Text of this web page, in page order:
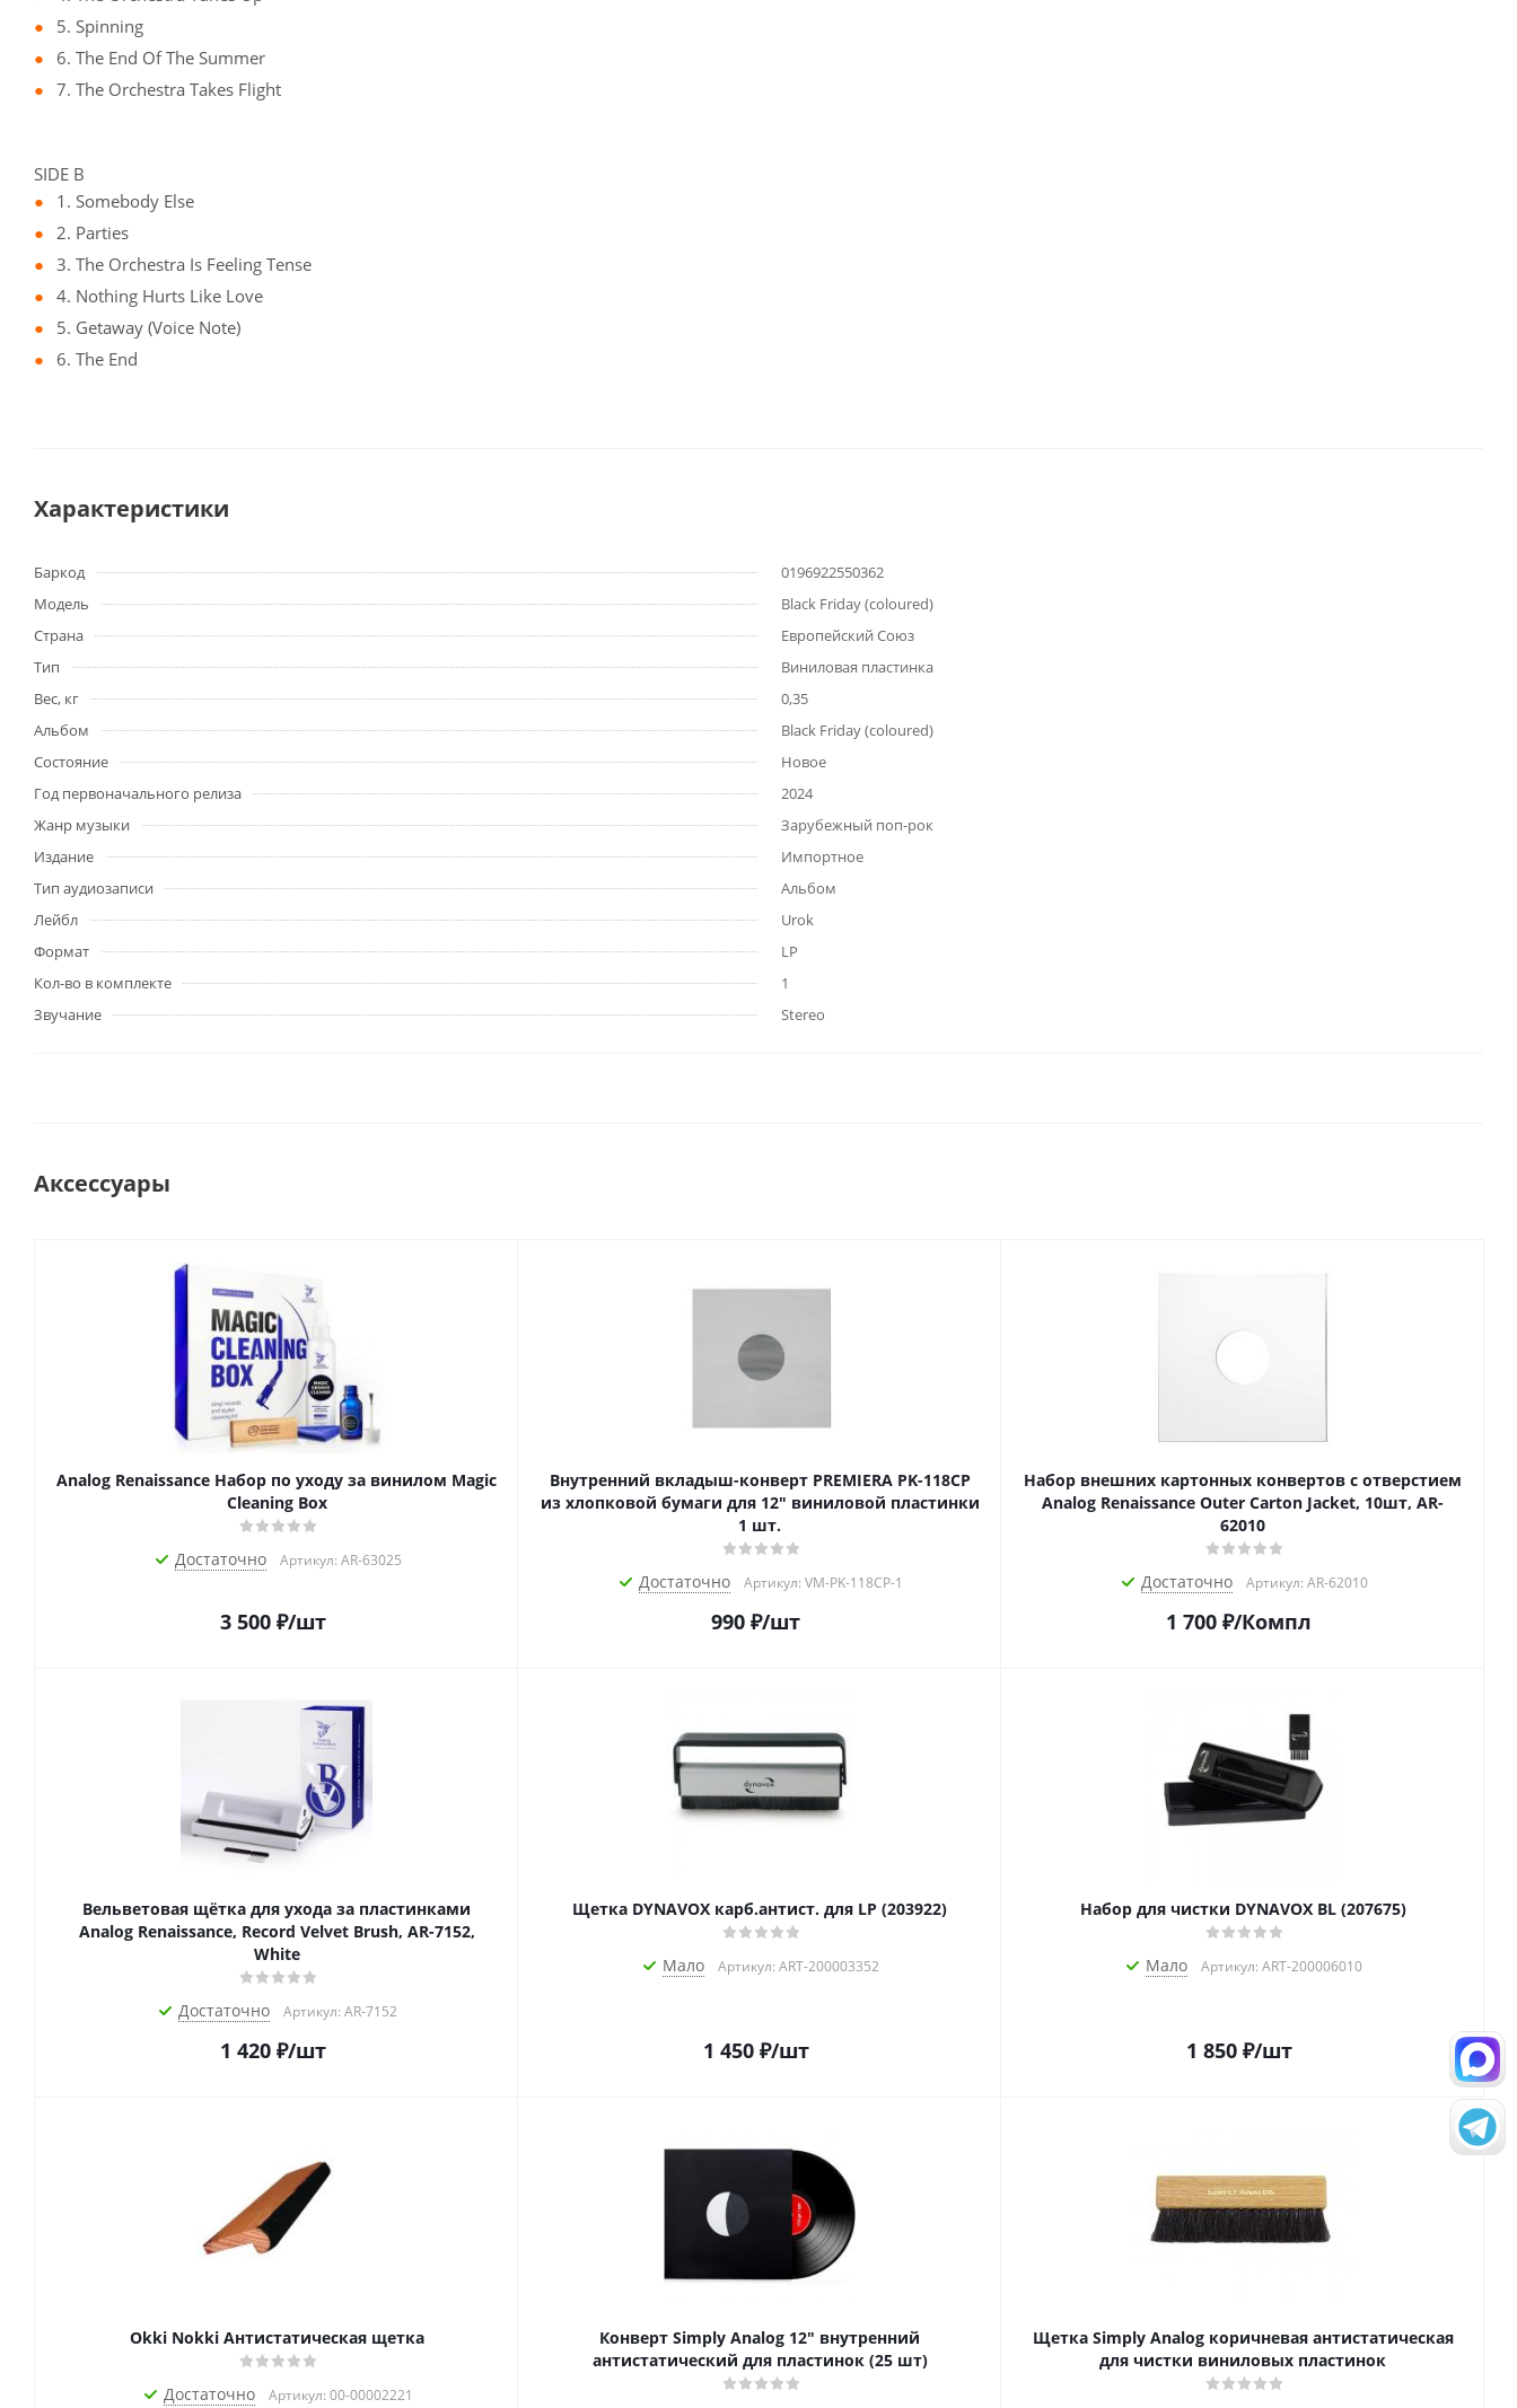
5. Spinning
6. The End Of The Summer
7. The Orchestra Takes Flight
SIDE B
1. Somebody Else
2. Parties
3. The Orchestra Is Feeling Tense
4. Nothing Hurts Like Love
5. Getaway (Voice Note)
6. The End
Характеристики
Баркод
0196922550362
Модель
Black Friday (coloured)
Страна
Европейский Союз
Тип
Виниловая пластинка
Вес, кг
0,35
Альбом
Black Friday (coloured)
Состояние
Новое
Год первоначального релиза
2024
Жанр музыки
Зарубежный поп-рок
Издание
Импортное
Тип аудиозаписи
Альбом
Лейбл
Urok
Формат
LP
Кол-во в комплекте
1
Звучание
Stereo
Аксессуары
Analog Renaissance Набор по уходу за винилом Magic
Cleaning Box
Достаточно Артикул: AR-63025
3 500₽/шт
Внутренний вкладыш-конверт PREMIERA PK-118CP
из хлопковой бумаги для 12" виниловой пластинки
1 шт.
Достаточно Артикул: VM-PK-118CP-1
990 ₽/шт
Набор внешних картонных конвертов с отверстием
Analog Renaissance Оuter Carton Jacket, 10шт, AR-
62010
Достаточно Артикул: AR-62010
1 700 ₽/Компл
Вельветовая щётка для ухода за пластинками
Analog Renaissance, Record Velvet Brush, AR-7152,
White
Достаточно Артикул: AR-7152
1 420₽/шт
Щетка DYNAVOX карб.антист. для LP (203922)
Мало Артикул: ART-200003352
1 450₽/шт
Набор для чистки DYNAVOX BL (207675)
Мало Артикул: ART-200006010
1 850₽/шт
Okki Nokki Антистатическая щетка
Достаточно Артикул: 00-00002221
Конверт Simply Analog 12" внутренний
антистатический для пластинок (25 шт)
Щетка Simply Analog коричневая антистатическая
для чистки виниловых пластинок